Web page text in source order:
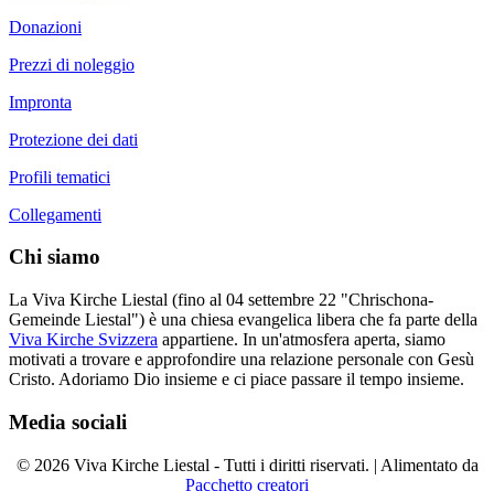
Donazioni
Prezzi di noleggio
Impronta
Protezione dei dati
Profili tematici
Collegamenti
Chi siamo
La Viva Kirche Liestal (fino al 04 settembre 22 "Chrischona-
Gemeinde Liestal") è una chiesa evangelica libera che fa parte della
Viva Kirche Svizzera appartiene. In un'atmosfera aperta, siamo
motivati a trovare e approfondire una relazione personale con Gesù
Cristo. Adoriamo Dio insieme e ci piace passare il tempo insieme.
Media sociali
© 2026 Viva Kirche Liestal - Tutti i diritti riservati. | Alimentato da
Pacchetto creatori